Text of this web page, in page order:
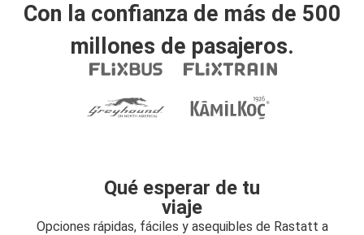
Con la confianza de más de 500
millones de pasajeros.
Qué esperar de tu
viaje
Opciones rápidas, fáciles y asequibles de Rastatt a